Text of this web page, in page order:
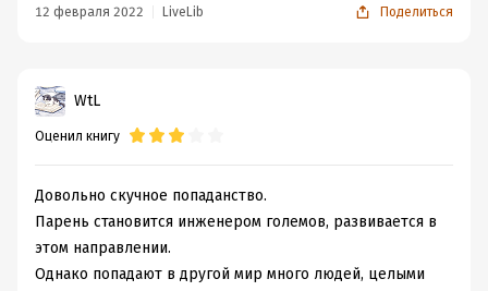
осознание что круто мы попали , а во второй
происходит переломный момент когда приходит тоже
маг землянин с группой людей . А жители встречают
его в штыки , так же приняли Витю по началу , а потом
здесь чужаками но видимо это общество далеко от
гуманизма было. Когда Саша он же огненный маг
решает уходить от деревни дураков то Витя плюс ещё
группа людей и его големмы уходят тоже.
12 февраля 2022 LiveLib Поделиться
WtL
Оценил книгу
Довольно скучное попаданство.
Парень становится инженером големов, развивается в
этом направлении.
Однако попадают в другой мир много людей, целыми